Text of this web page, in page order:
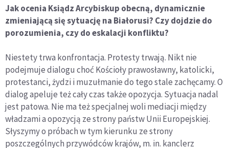
Jak ocenia Ksiądz Arcybiskup obecną, dynamicznie
zmieniającą się sytuację na Białorusi? Czy dojdzie do
porozumienia, czy do eskalacji konfliktu?
Niestety trwa konfrontacja. Protesty trwają. Nikt nie
podejmuje dialogu choć Kościoły prawosławny, katolicki,
protestanci, żydzi i muzułmanie do tego stale zachęcamy. O
dialog apeluje też cały czas także opozycja. Sytuacja nadal
jest patowa. Nie ma też specjalnej woli mediacji między
władzami a opozycją ze strony państw Unii Europejskiej.
Słyszymy o próbach w tym kierunku ze strony
poszczególnych przywódców krajów, m. in. kanclerz